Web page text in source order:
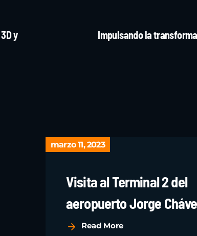
y
Impulsando la
marzo 11, 2023
Visita al Terminal 2 del
aeropuerto Jorge
Read More